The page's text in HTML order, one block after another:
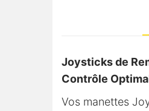
Joysticks de
Contrôle
Vos manettes